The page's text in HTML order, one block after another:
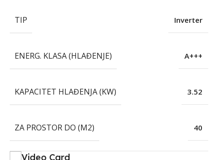
TIP Inverter
ENERG. KLASA (HLAĐENJE) A+++
KAPACITET HLAĐENJA (KW) 3.52
ZA PROSTOR DO (M2) 40
Video Card